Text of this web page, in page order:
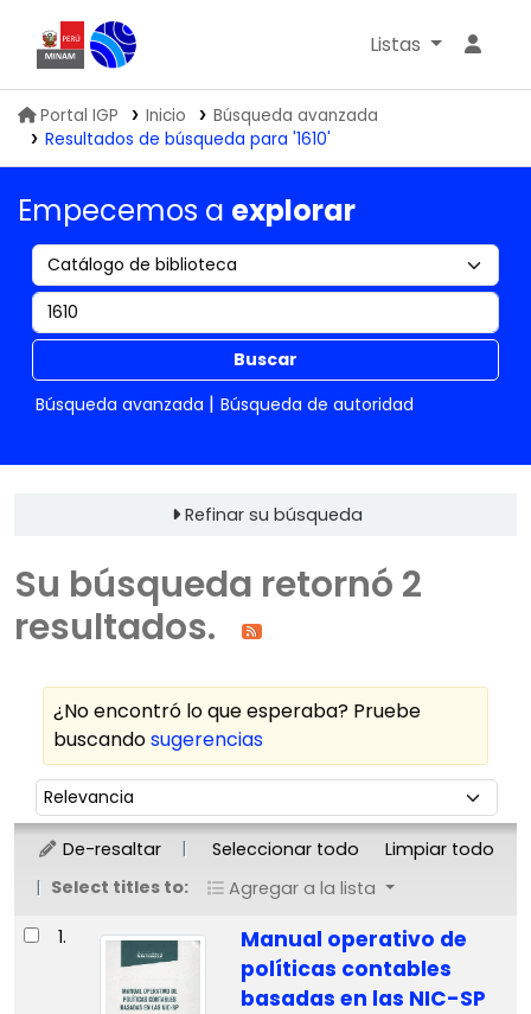
Biblioteca IGP
Listas
Portal IGP Inicio
Búsqueda avanzada
Resultados de búsqueda para '1610'
Empecemos a explorar
Buscar
Búsqueda avanzada
Búsqueda de autoridad
Refinar su búsqueda
Su búsqueda retornó 2
resultados.
¿No encontró lo que esperaba? Pruebe
buscandosugerencias
Ordenar
Ordenar por:
De-resaltar Seleccionar todo
Limpiar todo
Select titles to:
Agregar a la lista
Resultados
1.
Manual operativo de
políticas contables
basadas en las NIC-SP